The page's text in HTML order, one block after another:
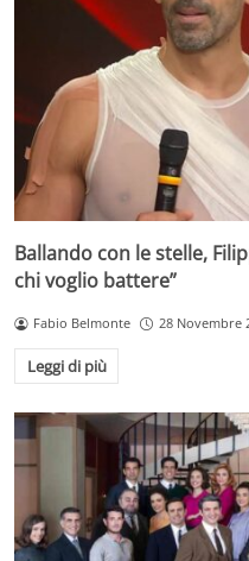
Ballando con le stelle,
chi voglio battere”
Fabio Belmonte 28 Novembre
Leggi di più